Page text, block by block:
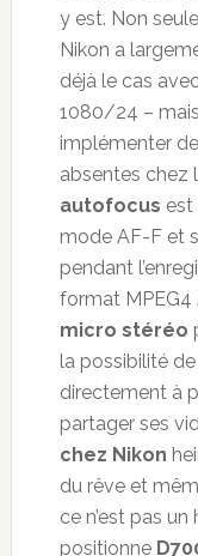
y est. Non
Nikon a
déjà le cas
1080/24 –
implémenter
absentes chez
autofocus est
mode AF-F et
pendant
format MPEG4
micro stéréo
la possibilité
directement à
partager ses
chez Nikon
du rêve et
ce n’est pas
positionne